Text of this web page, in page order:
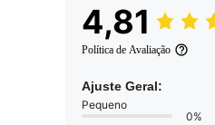
4,81
Política de Avaliação
Ajuste Geral:
Pequeno
0%